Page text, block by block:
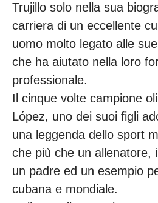
Trujillo solo nella sua
carriera di un eccellente
uomo molto legato alle
che ha aiutato nella loro
professionale.
Il cinque volte campione
López, uno dei suoi figli
una leggenda dello sport
che più che un allenatore,
un padre ed un esempio
cubana e mondiale.